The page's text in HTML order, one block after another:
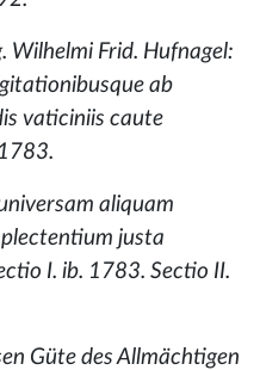
Wilhelmi Frid. Hufnagel:
ab
vaticiniis caute
aliquam
justa
I. ib. 1783. Sectio II.
Güte des Allmächtigen